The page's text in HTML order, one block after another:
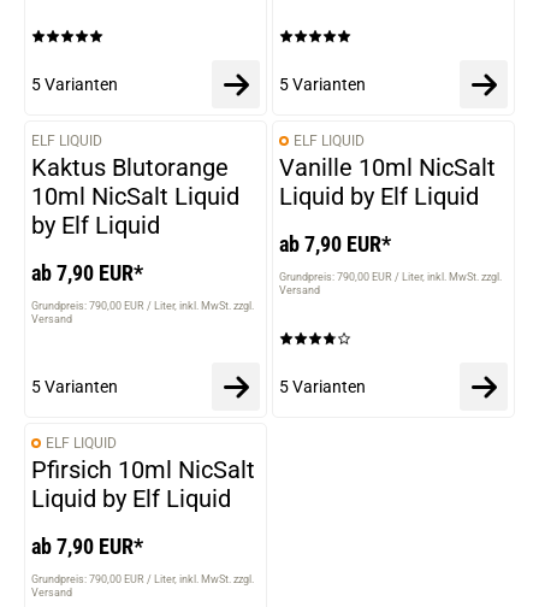
5 Varianten 5 Varianten
ELF LIQUID
Kaktus Blutorange
10ml NicSalt Liquid
by Elf Liquid
ab 7,90 EUR*
Grundpreis: 790,00 EUR / Liter inkl. MwSt. zzgl.
Versand
5 Varianten
VARIANTEN
ELF LIQUID
Vanille 10ml NicSalt
Liquid by Elf Liquid
ab 7,90 EUR*
Grundpreis: 790,00 EUR / Liter inkl. MwSt. zzgl.
Versand
5 Varianten
VARIANTEN
ELF LIQUID
Pfirsich 10ml NicSalt
Liquid by Elf Liquid
ab 7,90 EUR*
Grundpreis: 790,00 EUR / Liter inkl. MwSt. zzgl.
Versand